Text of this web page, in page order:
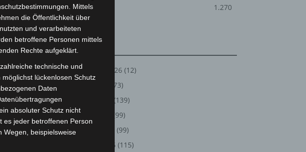
Regeln“ geplant
Welt
1.270
August 2026 (12)
(73)
(139)
(99)
(99)
März 2026 (115)
Mittels
die Öffentlichkeit über
und verarbeiteten
betroffene Personen mittels
Rechte aufgeklärt.
technische und
lückenlosen Schutz
Daten
absoluter Schutz nicht
es jeder betroffenen Person
Wegen, beispielsweise